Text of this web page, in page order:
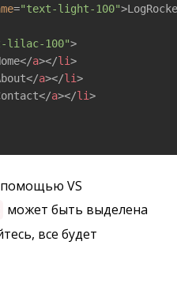
="text-light-100">
lilac-100">
</a></li>
</a></li>
</a></li>
помощью VS
может быть выделена
все будет